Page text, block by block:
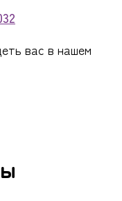
вас в нашем